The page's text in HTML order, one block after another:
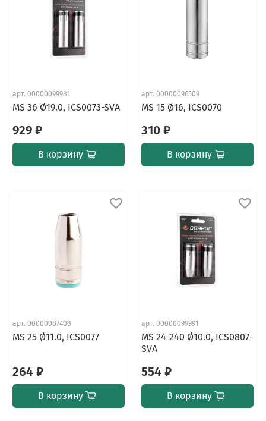
арт. 00000099981
MS 36 Ø19.0, ICS0073-SVA
929 ₽
В корзину
арт. 00000096509
MS 15 Ø16, ICS0070
310 ₽
В корзину
арт. 00000087408
MS 25 Ø11.0, ICS0077
264 ₽
В корзину
арт. 00000099991
MS 24-240 Ø10.0, ICS0807-
SVA
554 ₽
В корзину